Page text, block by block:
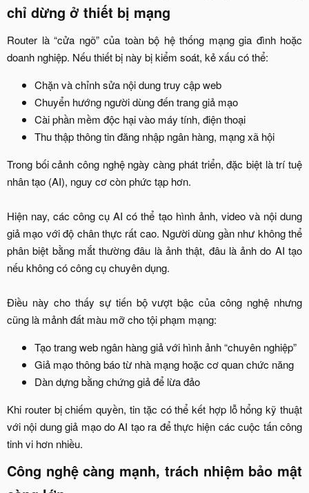
chỉ dừng ở thiết bị mạng​
Router là “cửa ngõ” của toàn bộ hệ thống mạng gia đình hoặc
doanh nghiệp. Nếu thiết bị này bị kiểm soát, kẻ xấu có thể:​
Chặn và chỉnh sửa nội dung truy cập web​
Chuyển hướng người dùng đến trang giả mạo​
Cài phần mềm độc hại vào máy tính, điện thoại​
Thu thập thông tin đăng nhập ngân hàng, mạng xã hội​
Trong bối cảnh công nghệ ngày càng phát triển, đặc biệt là trí tuệ
nhân tạo (AI), nguy cơ còn phức tạp hơn.
Hiện nay, các công cụ AI có thể tạo hình ảnh, video và nội dung
giả mạo với độ chân thực rất cao. Người dùng gần như không thể
phân biệt bằng mắt thường đâu là ảnh thật, đâu là ảnh do AI tạo
nếu không có công cụ chuyên dụng.
Điều này cho thấy sự tiến bộ vượt bậc của công nghệ nhưng
cũng là mảnh đất màu mỡ cho tội phạm mạng:​
Tạo trang web ngân hàng giả với hình ảnh “chuyên nghiệp”​
Giả mạo thông báo từ nhà mạng hoặc cơ quan chức năng​
Dàn dựng bằng chứng giả để lừa đảo​
Khi router bị chiếm quyền, tin tặc có thể kết hợp lỗ hổng kỹ thuật
với nội dung giả mạo do AI tạo ra để thực hiện các cuộc tấn công
tinh vi hơn nhiều.​
Công nghệ càng mạnh, trách nhiệm bảo mật